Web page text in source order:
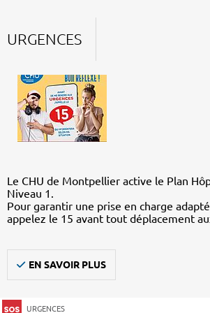
URGENCES
Le CHU de Montpellier active le Plan
Niveau 1.
Pour garantir une prise en charge
appelez le 15 avant tout déplacement
EN SAVOIR PLUS
URGENCES